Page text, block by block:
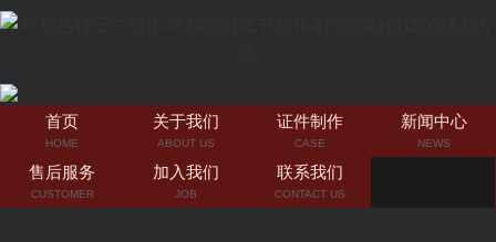
首页
HOME
关于我们
ABOUT US
证件制作
CASE
新闻中心
NEWS
售后服务
CUSTOMER
加入我们
JOB
联系我们
CONTACT US